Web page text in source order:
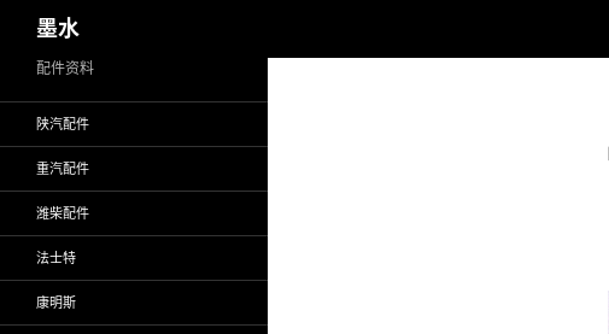
至
墨水
配件资料
陕汽配件
重汽配件
潍柴配件
法士特
康明斯